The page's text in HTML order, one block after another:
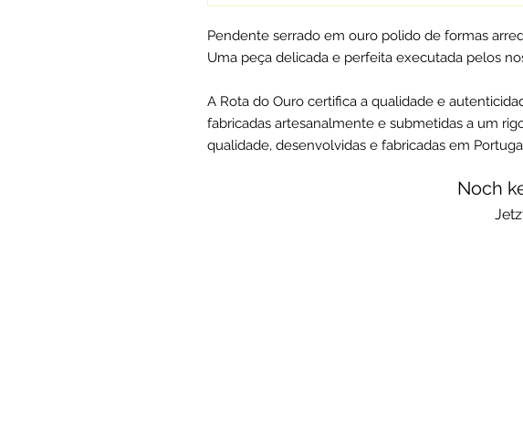
Pendente serrado em ouro polido de formas
Uma peça delicada e perfeita executada pelos
A Rota do Ouro certifica a qualidade e
fabricadas artesanalmente e submetidas a um
qualidade, desenvolvidas e fabricadas em
Noch